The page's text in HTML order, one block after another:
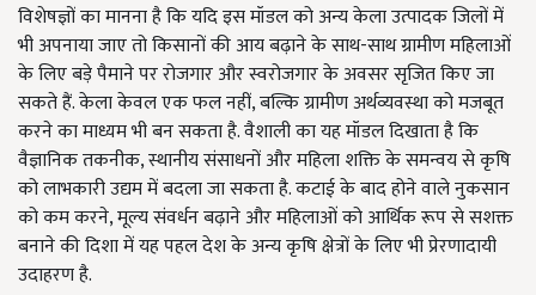
विशेषज्ञों का मानना है कि यदि इस मॉडल को अन्य केला उत्पादक जिलों में
भी अपनाया जाए तो किसानों की आय बढ़ाने के साथ-साथ ग्रामीण महिलाओं
के लिए बड़े पैमाने पर रोजगार और स्वरोजगार के अवसर सृजित किए जा
सकते हैं. केला केवल एक फल नहीं, बल्कि ग्रामीण अर्थव्यवस्था को मजबूत
करने का माध्यम भी बन सकता है. वैशाली का यह मॉडल दिखाता है कि
वैज्ञानिक तकनीक, स्थानीय संसाधनों और महिला शक्ति के समन्वय से कृषि
को लाभकारी उद्यम में बदला जा सकता है. कटाई के बाद होने वाले नुकसान
को कम करने, मूल्य संवर्धन बढ़ाने और महिलाओं को आर्थिक रूप से सशक्त
बनाने की दिशा में यह पहल देश के अन्य कृषि क्षेत्रों के लिए भी प्रेरणादायी
उदाहरण है.